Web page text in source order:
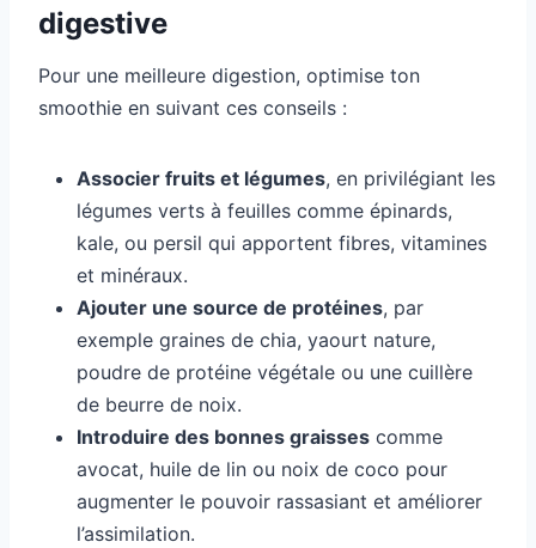
digestive
Pour une meilleure digestion, optimise ton
smoothie en suivant ces conseils :
Associer fruits et légumes, en privilégiant les
légumes verts à feuilles comme épinards,
kale, ou persil qui apportent fibres, vitamines
et minéraux.
Ajouter une source de protéines, par
exemple graines de chia, yaourt nature,
poudre de protéine végétale ou une cuillère
de beurre de noix.
Introduire des bonnes graisses comme
avocat, huile de lin ou noix de coco pour
augmenter le pouvoir rassasiant et améliorer
l’assimilation.